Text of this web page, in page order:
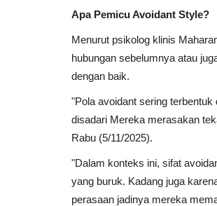
Apa Pemicu Avoidant Style?
Menurut psikolog klinis
hubungan sebelumnya atau
dengan baik.
"Pola avoidant sering
disadari Mereka merasakan
Rabu (5/11/2025).
"Dalam konteks ini, sifat
yang buruk. Kadang juga
perasaan jadinya mereka